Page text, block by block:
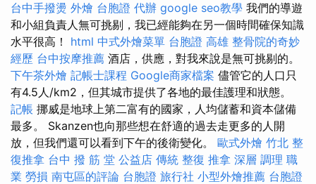
台中手撥燙 外燴 台胞證 代辦 google seo教學 我們的導遊
和小組負責人無可挑剔，我已經能夠在另一個時間確保知識
水平很高！ html 中式外燴菜單 台胞證 高雄 整骨院的奇妙
經歷 台中按摩推薦 酒店，供應，對我來說是無可挑剔的。
下午茶外燴 記帳士課程 Google商家檔案 儘管它的人口只
有4.5人/km2，但其城市提供了各地的最佳護理和狀態。
記帳 挪威是地球上第二富有的國家，人均儲蓄和資本儲備
最多。 Skanzen也向那些想在舒適的過去走更多的人開
放，但我們還可以看到下午的後衛變化。 歐式外燴 竹北 整
復推拿 台中 撥 筋 堂 公益店 傳統 整復 推拿 深層 調理 職
業 勞損 南屯區的評論 台胞證 旅行社 小型外燴推薦 台胞證